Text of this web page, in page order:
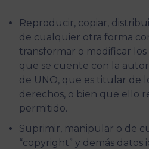
Reproducir, copiar,
de cualquier otra forma
transformar o modificar los
que se cuente con la
de UNO, que es titular de
derechos, o bien que ello
permitido.
Suprimir, manipular o de
“copyright” y demás datos